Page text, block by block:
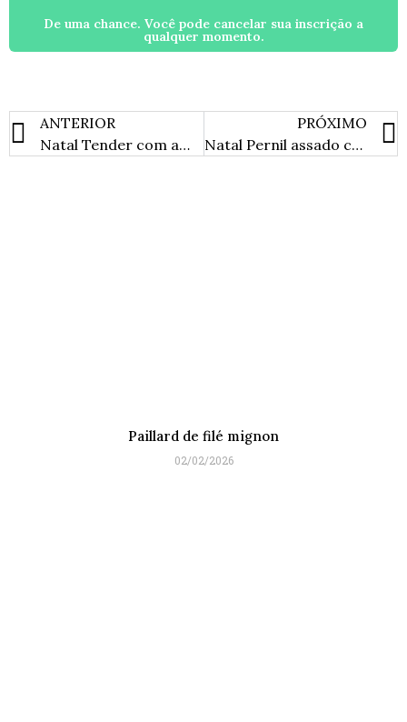
De uma chance. Você pode cancelar sua inscrição a
qualquer momento.
ANTERIOR
Natal Tender com ameixa fresca
PRÓXIMO
Natal Pernil assado com shoyu e frutas
Paillard de filé mignon
02/02/2026